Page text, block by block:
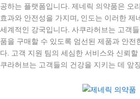
공하는 플랫폼입니다. 제네릭 의약품은 오
효과와 안전성을 가지며, 인도는 이러한 제
세계적인 강국입니다. 사쿠라허브는 고객
품을 구매할 수 있도록 엄선된 제품과 안전
다. 고객 지원 팀의 세심한 서비스와 신뢰
쿠라허브는 고객들의 건강을 지키는 데 앞